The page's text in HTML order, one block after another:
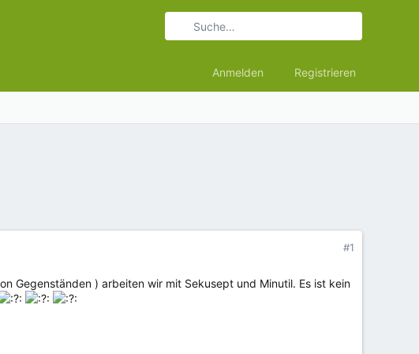
Anmelden Registrieren
#1
Gegenständen ) arbeiten wir mit Sekusept und Minutil. Es ist kein